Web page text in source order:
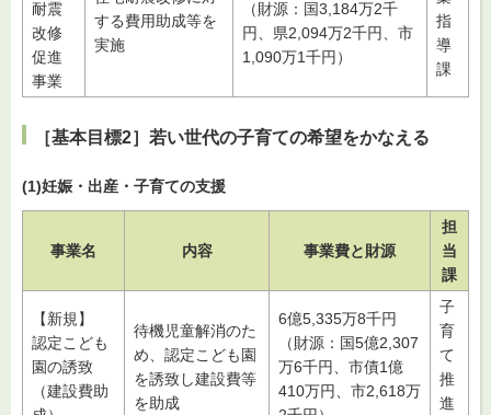
耐震
改修
促進
事業
する費用助成等を
実施
（財源：国3,184万2千
円、県2,094万2千円、市
1,090万1千円）
指
導
課
［基本目標2］若い世代の子育ての希望をかなえる
(1)妊娠・出産・子育ての支援
事業名 内容 事業費と財源
担
当
課
【新規】
認定こども
園の誘致
（建設費助
待機児童解消のた
め、認定こども園
を誘致し建設費等
を助成
6億5,335万8千円
（財源：国5億2,307
万6千円、市債1億
410万円、市2,618万
子
育
て
推
進